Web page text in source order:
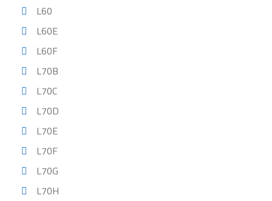
L60
L60E
L60F
L70B
L70C
L70D
L70E
L70F
L70G
L70H